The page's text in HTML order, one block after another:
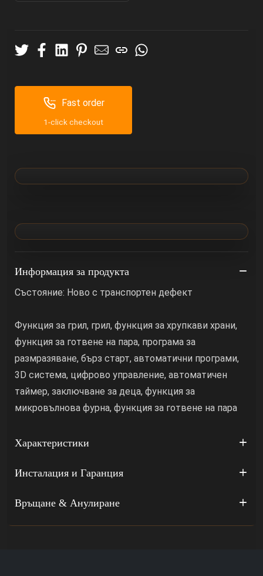
Fast order
1-click checkout
Информация за продукта
Състояние: Ново с транспортен дефект
Функция за грил, грил, функция за хрупкави храни,
функция за готвене на пара, програма за
размразяване, бърз старт, автоматични програми,
3D система, цифрово управление, автоматичен
таймер, заключване за деца, функция за
микровълнова фурна, функция за готвене на пара
Характеристики
Инсталация и Гаранция
Връщане & Анулиране